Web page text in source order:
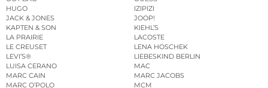
HUGO
IZIPIZI
JACK & JONES
JOOP!
KAPTEN & SON
KIEHL’S
LA PRAIRIE
LACOSTE
LE CREUSET
LENA HOSCHEK
LEVI’S®
LIEBESKIND BERLIN
LUISA CERANO
MAC
MARC CAIN
MARC JACOBS
MARC O’POLO
MCM